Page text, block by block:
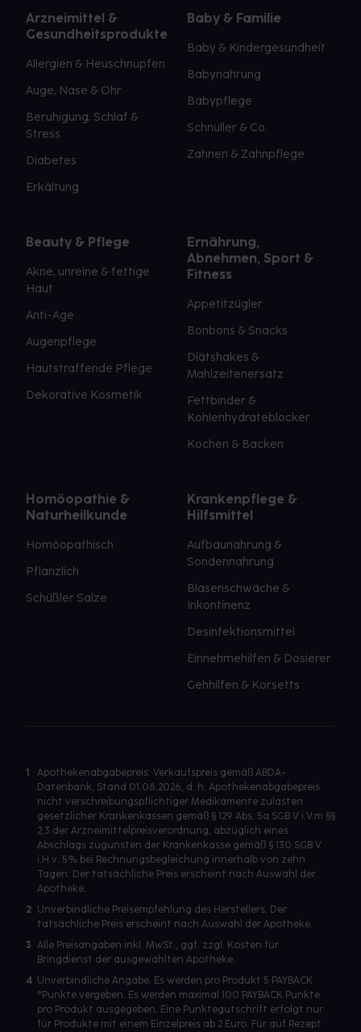
Arzneimittel &
Gesundheitsprodukte
Allergien & Heuschnupfen
Auge, Nase & Ohr
Beruhigung, Schlaf &
Stress
Diabetes
Erkältung
Baby & Familie
Baby & Kindergesundheit
Babynahrung
Babypflege
Schnuller & Co.
Zahnen & Zahnpflege
Beauty & Pflege
Akne, unreine & fettige
Haut
Anti-Age
Augenpflege
Hautstraffende Pflege
Dekorative Kosmetik
Ernährung,
Abnehmen, Sport &
Fitness
Appetitzügler
Bonbons & Snacks
Diätshakes &
Mahlzeitenersatz
Fettbinder &
Kohlenhydrateblocker
Kochen & Backen
Homöopathie &
Naturheilkunde
Homöopathisch
Pflanzlich
Schüßler Salze
Krankenpflege &
Hilfsmittel
Aufbaunahrung &
Sondennahrung
Blasenschwäche &
Inkontinenz
Desinfektionsmittel
Einnehmehilfen & Dosierer
Gehhilfen & Korsetts
1
Apothekenabgabepreis: Verkaufspreis gemäß ABDA-
Datenbank, Stand 01.08.2026, d. h. Apothekenabgabepreis
nicht verschreibungspflichtiger Medikamente zulasten
gesetzlicher Krankenkassen gemäß § 129 Abs. 5a SGB V i.V.m §§
2,3 der Arzneimittelpreisverordnung, abzüglich eines
Abschlags zugunsten der Krankenkasse gemäß § 130 SGB V
i.H.v. 5% bei Rechnungsbegleichung innerhalb von zehn
Tagen. Der tatsächliche Preis erscheint nach Auswahl der
Apotheke.
2 Unverbindliche Preisempfehlung des Herstellers. Der
tatsächliche Preis erscheint nach Auswahl der Apotheke.
3 Alle Preisangaben inkl. MwSt., ggf. zzgl. Kosten für
Bringdienst der ausgewählten Apotheke.
4 Unverbindliche Angabe. Es werden pro Produkt 5 PAYBACK
°Punkte vergeben. Es werden maximal 100 PAYBACK Punkte
pro Produkt ausgegeben. Eine Punktegutschrift erfolgt nur
für Produkte mit einem Einzelpreis ab 2 Euro. Für auf Rezept